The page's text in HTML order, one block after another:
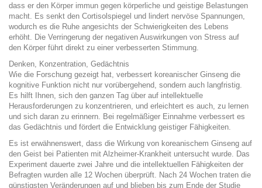
dass er den Körper immun gegen körperliche und geistige Belastungen
macht. Es senkt den Cortisolspiegel und lindert nervöse Spannungen,
wodurch es die Ruhe angesichts der Schwierigkeiten des Lebens
erhöht. Die Verringerung der negativen Auswirkungen von Stress auf
den Körper führt direkt zu einer verbesserten Stimmung.
Denken, Konzentration, Gedächtnis
Wie die Forschung gezeigt hat, verbessert koreanischer Ginseng die
kognitive Funktion nicht nur vorübergehend, sondern auch langfristig.
Es hilft Ihnen, sich den ganzen Tag über auf intellektuelle
Herausforderungen zu konzentrieren, und erleichtert es auch, zu lernen
und sich daran zu erinnern. Bei regelmäßiger Einnahme verbessert es
das Gedächtnis und fördert die Entwicklung geistiger Fähigkeiten.
Es ist erwähnenswert, dass die Wirkung von koreanischem Ginseng auf
den Geist bei Patienten mit Alzheimer-Krankheit untersucht wurde. Das
Experiment dauerte zwei Jahre und die intellektuellen Fähigkeiten der
Befragten wurden alle 12 Wochen überprüft. Nach 24 Wochen traten die
günstigsten Veränderungen auf und blieben bis zum Ende der Studie